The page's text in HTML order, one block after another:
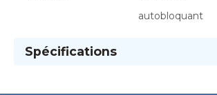
autobloquant
Spécifications